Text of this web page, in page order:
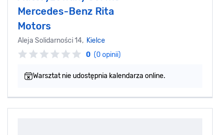
Mercedes-Benz Rita
Motors
Aleja Solidarności 14, Kielce
0 (0 opinii)
Warsztat nie udostępnia kalendarza online.